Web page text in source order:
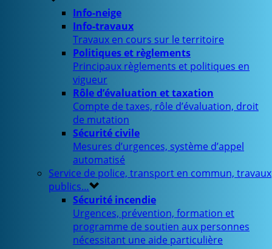
Info-neige
Info-travaux
Travaux en cours sur le territoire
Politiques et règlements
Principaux règlements et politiques en
vigueur
Rôle d’évaluation et taxation
Compte de taxes, rôle d’évaluation, droit
de mutation
Sécurité civile
Mesures d’urgences, système d’appel
automatisé
Service de police, transport en commun, travaux
publics…
Sécurité incendie
Urgences, prévention, formation et
programme de soutien aux personnes
nécessitant une aide particulière